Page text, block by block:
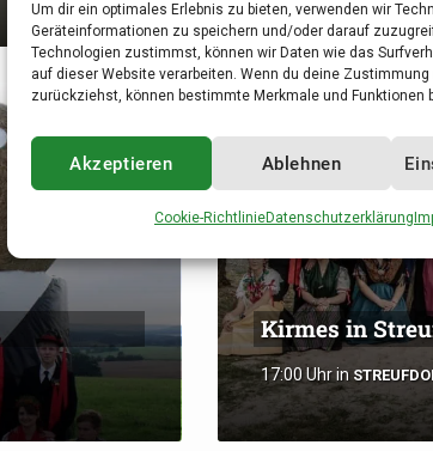
Um dir ein optimales Erlebnis zu bieten, verwenden wir
Geräteinformationen zu speichern und/oder darauf
Technologien zustimmst, können wir Daten wie das
auf dieser Website verarbeiten. Wenn du deine
zurückziehst, können bestimmte Merkmale und Funktionen
Akzeptieren Ablehnen
Cookie-RichtlinieDatenschutzerklärung
Sep.
Kirmes in
17:00 Uhrin